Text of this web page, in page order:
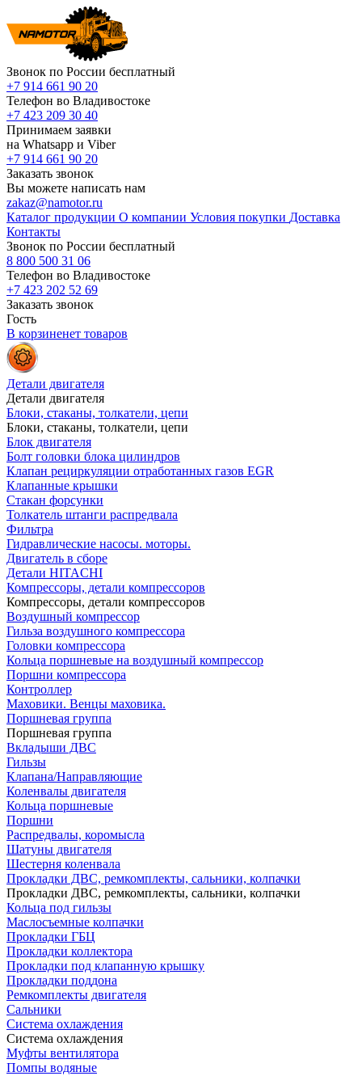
Звонок по России бесплатный
+7 914 661 90 20
Телефон во Владивостоке
+7 423 209 30 40
Принимаем заявки
на Whatsapp и Viber
+7 914 661 90 20
Заказать звонок
Вы можете написать нам
zakaz@namotor.ru
Каталог продукции О компании Условия покупки Доставка
Контакты
Звонок по России бесплатный
8 800 500 31 06
Телефон во Владивостоке
+7 423 202 52 69
Заказать звонок
Гость
В корзиненет товаров
Детали двигателя
Детали двигателя
Блоки, стаканы, толкатели, цепи
Блоки, стаканы, толкатели, цепи
Блок двигателя
Болт головки блока цилиндров
Клапан рециркуляции отработанных газов EGR
Клапанные крышки
Стакан форсунки
Толкатель штанги распредвала
Фильтра
Гидравлические насосы. моторы.
Двигатель в сборе
Детали HITACHI
Компрессоры, детали компрессоров
Компрессоры, детали компрессоров
Воздушный компрессор
Гильза воздушного компрессора
Головки компрессора
Кольца поршневые на воздушный компрессор
Поршни компрессора
Контроллер
Маховики. Венцы маховика.
Поршневая группа
Поршневая группа
Вкладыши ДВС
Гильзы
Клапана/Направляющие
Коленвалы двигателя
Кольца поршневые
Поршни
Распредвалы, коромысла
Шатуны двигателя
Шестерня коленвала
Прокладки ДВС, ремкомплекты, сальники, колпачки
Прокладки ДВС, ремкомплекты, сальники, колпачки
Кольца под гильзы
Маслосъемные колпачки
Прокладки ГБЦ
Прокладки коллектора
Прокладки под клапанную крышку
Прокладки поддона
Ремкомплекты двигателя
Сальники
Система охлаждения
Система охлаждения
Муфты вентилятора
Помпы водяные